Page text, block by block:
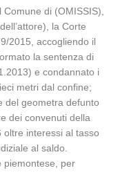
di (OMISSIS),
la Corte
2015, accogliendo il
la sentenza di
e condannato i
metri dal confine;
del geometra defunto
dei convenuti della
interessi al tasso
al saldo.
piemontese, per